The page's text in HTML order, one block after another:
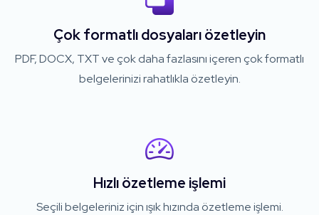
Çok formatlı dosyaları özetleyin
PDF, DOCX, TXT ve çok daha fazlasını içeren çok formatlı
belgelerinizi rahatlıkla özetleyin.
Hızlı özetleme işlemi
Seçili belgeleriniz için ışık hızında özetleme işlemi.